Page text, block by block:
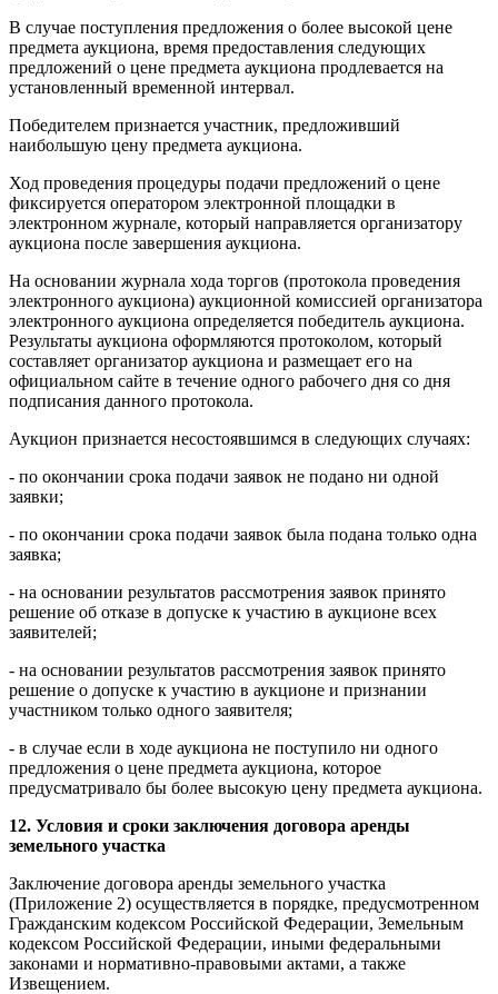
В случае поступления предложения о более высокой цене
предмета аукциона, время предоставления следующих
предложений о цене предмета аукциона продлевается на
установленный временной интервал.
Победителем признается участник, предложивший
наибольшую цену предмета аукциона.
Ход проведения процедуры подачи предложений о цене
фиксируется оператором электронной площадки в
электронном журнале, который направляется организатору
аукциона после завершения аукциона.
На основании журнала хода торгов (протокола проведения
электронного аукциона) аукционной комиссией организатора
электронного аукциона определяется победитель аукциона.
Результаты аукциона оформляются протоколом, который
составляет организатор аукциона и размещает его на
официальном сайте в течение одного рабочего дня со дня
подписания данного протокола.
Аукцион признается несостоявшимся в следующих случаях:
- по окончании срока подачи заявок не подано ни одной
заявки;
- по окончании срока подачи заявок была подана только одна
заявка;
- на основании результатов рассмотрения заявок принято
решение об отказе в допуске к участию в аукционе всех
заявителей;
- на основании результатов рассмотрения заявок принято
решение о допуске к участию в аукционе и признании
участником только одного заявителя;
- в случае если в ходе аукциона не поступило ни одного
предложения о цене предмета аукциона, которое
предусматривало бы более высокую цену предмета аукциона.
12. Условия и сроки заключения договора аренды
земельного участка
Заключение договора аренды земельного участка
(Приложение 2) осуществляется в порядке, предусмотренном
Гражданским кодексом Российской Федерации, Земельным
кодексом Российской Федерации, иными федеральными
законами и нормативно-правовыми актами, а также
Извещением.